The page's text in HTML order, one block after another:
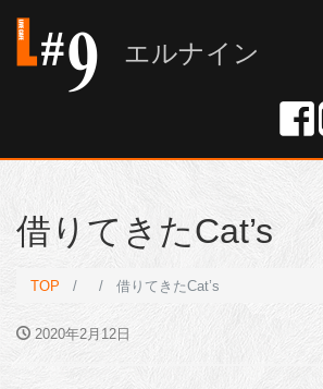
エルナイン
借りてきたCat’s
TOP 借りてきたCat’s
2020年2月12日